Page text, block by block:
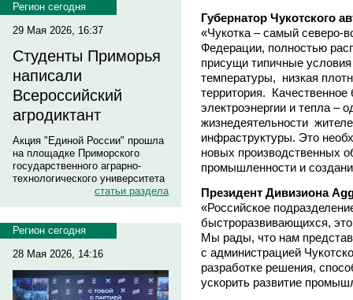
Регион сегодня
29 Мая 2026, 16:37
Студенты Приморья
написали
Всероссийский
агродиктант
Акция "Единой России" прошла
на площадке Приморского
государственного аграрно-
технологического университета
статьи раздела
Регион сегодня
28 Мая 2026, 14:16
Губернатор Чукотского
«Чукотка – самый северо-
Федерации, полностью
присущи типичные условия
температуры, низкая
территория. Качественное
электроэнергии и тепла –
жизнедеятельности
инфраструктуры. Это
новых производственных
промышленности и
Президент Дивизиона
«Российское
быстроразвивающихся,
Мы рады, что нам
с администрацией
разработке решения,
ускорить развитие